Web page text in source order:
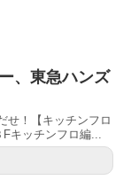
、東急ハンズ
せ！【キッチンフロ
キッチンフロ編...